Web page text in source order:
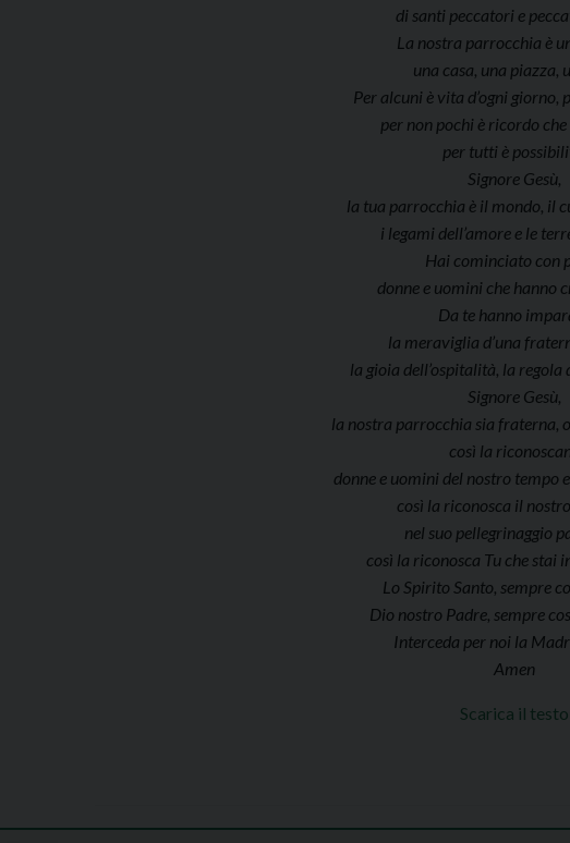
di santi peccatori e
La nostra parrocchia è
una casa, una piazza,
Per alcuni è vita d’ogni giorno,
per non pochi è ricordo che
per tutti è
Signore Gesù,
la tua parrocchia è il mondo, il
i legami dell’amore e le
Hai cominciato con
donne e uomini che hanno
Da te hanno
la meraviglia d’una
la gioia dell’ospitalità, la regola
Signore Gesù,
la nostra parrocchia sia fraterna,
così la
donne e uomini del nostro tempo
così la riconosca il
nel suo pellegrinaggio
così la riconosca Tu che stai
Lo Spirito Santo, sempre
Dio nostro Padre, sempre
Interceda per noi la
Amen
Scarica il testo